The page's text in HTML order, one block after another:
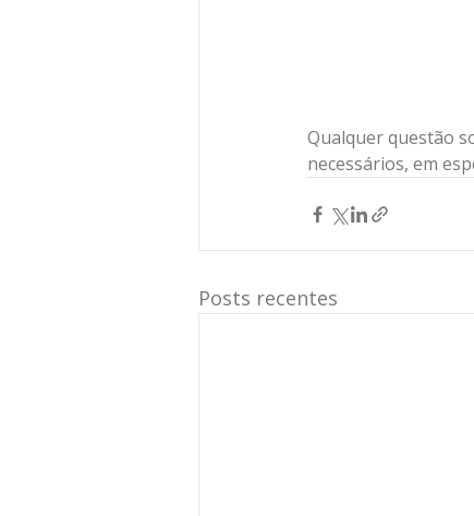
Qualquer questão
necessários, em
Posts recentes